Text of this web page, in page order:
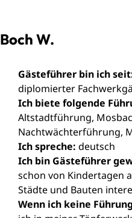
Boch W.
Gästeführer bin ich
diplomierter
Ich biete folgende
Altstadtführung,
Nachtwächterführung,
Ich spreche: deutsch
Ich bin Gästeführer
schon von Kindertagen
Städte und Bauten
Wenn ich keine